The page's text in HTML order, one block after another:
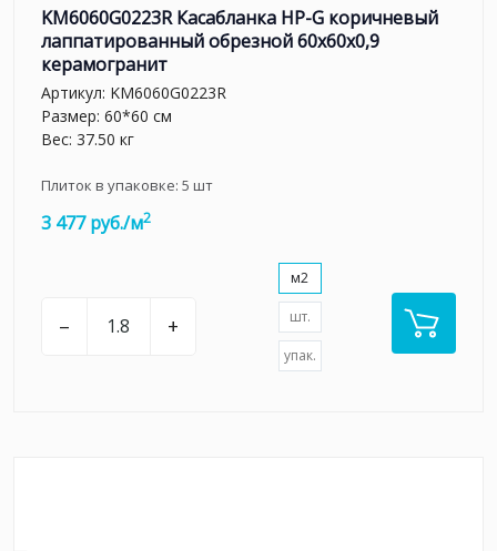
KM6060G0223R Касабланка HP-G коричневый
лаппатированный обрезной 60x60x0,9
керамогранит
Артикул: KM6060G0223R
Размер: 60*60 см
Вес: 37.50 кг
Плиток в упаковке: 5 шт
3 477 руб./м2
– +
м2
шт.
упак.